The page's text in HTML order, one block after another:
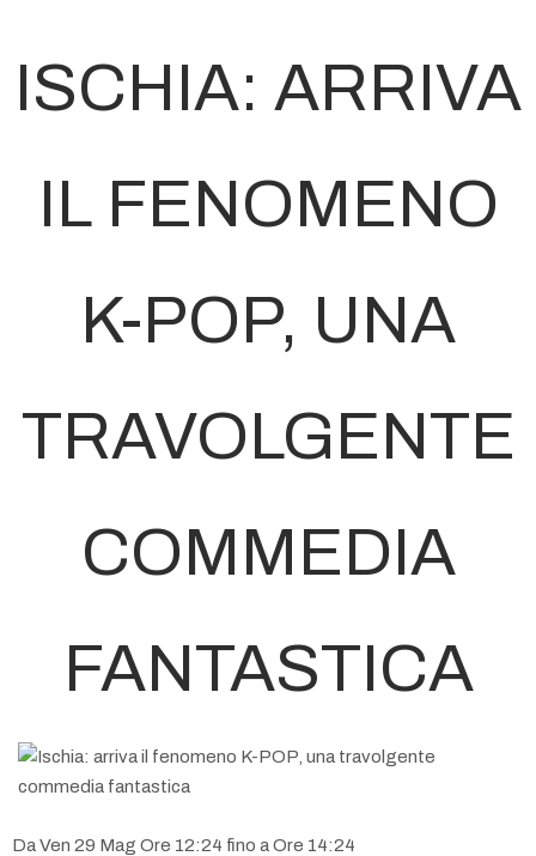
ISCHIA: ARRIVA
IL FENOMENO
K-POP, UNA
TRAVOLGENTE
COMMEDIA
FANTASTICA
Da Ven 29 Mag Ore 12:24 fino a Ore 14:24